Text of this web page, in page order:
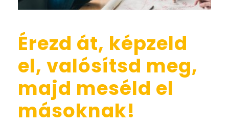
Érezd át, képzeld
el, valósítsd meg,
majd meséld el
másoknak!